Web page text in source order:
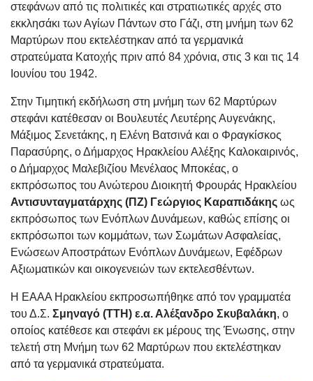
στεφάνων από τις πολιτικές και στρατιωτικές αρχές στο
εκκλησάκι των Αγίων Πάντων στο Γάζι, στη μνήμη των 62
Μαρτύρων που εκτελέστηκαν από τα γερμανικά
στρατεύματα Κατοχής πριν από 84 χρόνια, στις 3 και τις 14
Ιουνίου του 1942.
Στην Τιμητική εκδήλωση στη μνήμη των 62 Μαρτύρων
στεφάνι κατέθεσαν οι Βουλευτές Λευτέρης Αυγενάκης,
Μάξιμος Σενετάκης, η Ελένη Βατσινά και ο Φραγκίσκος
Παρασύρης, ο Δήμαρχος Ηρακλείου Αλέξης Καλοκαιρινός,
ο Δήμαρχος Μαλεβιζίου Μενέλαος Μποκέας, ο
εκπρόσωπος του Ανώτερου Διοικητή Φρουράς Ηρακλείου
Αντισυνταγματάρχης (ΠΖ) Γεώργιος Καραπιδάκης ως
εκπρόσωπος των Ενόπλων Δυνάμεων, καθώς επίσης οι
εκπρόσωποι των κομμάτων, των Σωμάτων Ασφαλείας,
Ενώσεων Αποστράτων Ενόπλων Δυνάμεων, Εφέδρων
Αξιωματικών και οικογενειών των εκτελεσθέντων.
Η ΕΑΑΑ Ηρακλείου εκπροσωπήθηκε από τον γραμματέα
του Δ.Σ. Σμηναγό (ΤΤΗ) ε.α. Αλέξανδρο Σκυβαλάκη, ο
οποίος κατέθεσε και στεφάνι εκ μέρους της Ένωσης, στην
τελετή στη Μνήμη των 62 Μαρτύρων που εκτελέστηκαν
από τα γερμανικά στρατεύματα.